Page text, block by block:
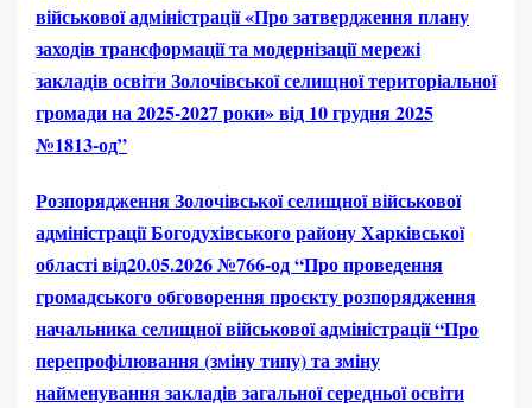
військової адміністрації «Про затвердження плану
заходів трансформації та модернізації мережі
закладів освіти Золочівської селищної територіальної
громади на 2025-2027 роки» від 10 грудня 2025
№1813-од”
Розпорядження Золочівської селищної військової
адміністрації Богодухівського району Харківської
області від20.05.2026 №766-од “Про проведення
громадського обговорення проєкту розпорядження
начальника селищної військової адміністрації “Про
перепрофілювання (зміну типу) та зміну
найменування закладів загальної середньої освіти